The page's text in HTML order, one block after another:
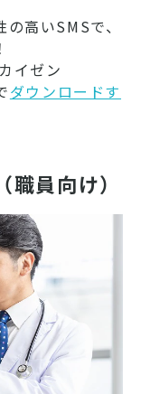
高いSMSで、
イゼン
ダウンロードす
員向け）